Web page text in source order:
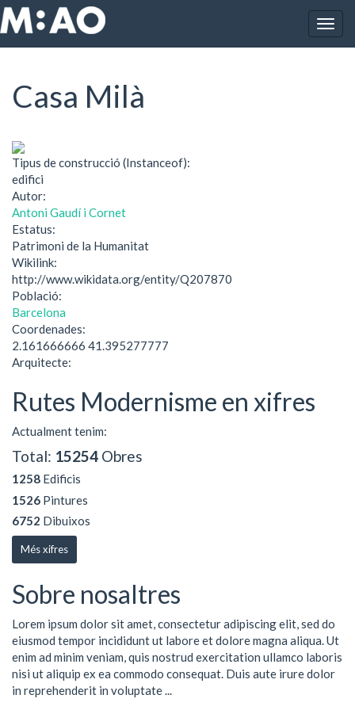
Vés al contingut
Inici Casa Milà
Casa Milà
Tipus de construcció (Instanceof):
edifici
Autor:
Antoni Gaudí i Cornet
Estatus:
Patrimoni de la Humanitat
Wikilink:
http://www.wikidata.org/entity/Q207870
Població:
Barcelona
Coordenades:
2.161666666 41.395277777
Arquitecte:
Rutes Modernisme en xifres
Actualment tenim:
Total: 15254 Obres
1258 Edificis
1526 Pintures
6752 Dibuixos
Més xifres
Sobre nosaltres
Lorem ipsum dolor sit amet, consectetur adipiscing elit, sed do
eiusmod tempor incididunt ut labore et dolore magna aliqua. Ut
enim ad minim veniam, quis nostrud exercitation ullamco laboris
nisi ut aliquip ex ea commodo consequat. Duis aute irure dolor
in reprehenderit in voluptate ...